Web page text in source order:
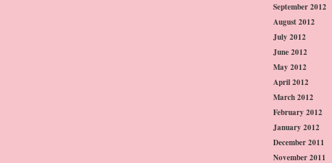
September 2012
August 2012
July 2012
June 2012
May 2012
April 2012
March 2012
February 2012
January 2012
December 2011
November 2011